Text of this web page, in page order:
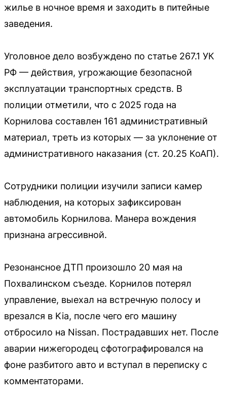
жилье в ночное время и заходить в питейные
заведения.
Уголовное дело возбуждено по статье 267.1 УК
РФ — действия, угрожающие безопасной
эксплуатации транспортных средств. В
полиции отметили, что с 2025 года на
Корнилова составлен 161 административный
материал, треть из которых — за уклонение от
административного наказания (ст. 20.25 КоАП).
Сотрудники полиции изучили записи камер
наблюдения, на которых зафиксирован
автомобиль Корнилова. Манера вождения
признана агрессивной.
Резонансное ДТП произошло 20 мая на
Похвалинском съезде. Корнилов потерял
управление, выехал на встречную полосу и
врезался в Kia, после чего его машину
отбросило на Nissan. Пострадавших нет. После
аварии нижегородец сфотографировался на
фоне разбитого авто и вступал в переписку с
комментаторами.